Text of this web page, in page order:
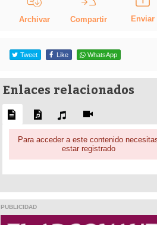
Archivar Compartir Enviar
Tweet Like WhatsApp
Enlaces relacionados
Para acceder a este contenido
estar registrado
PUBLICIDAD